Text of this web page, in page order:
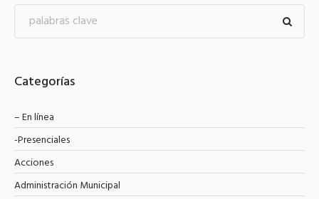
Categorías
– En línea
-Presenciales
Acciones
Administración Municipal